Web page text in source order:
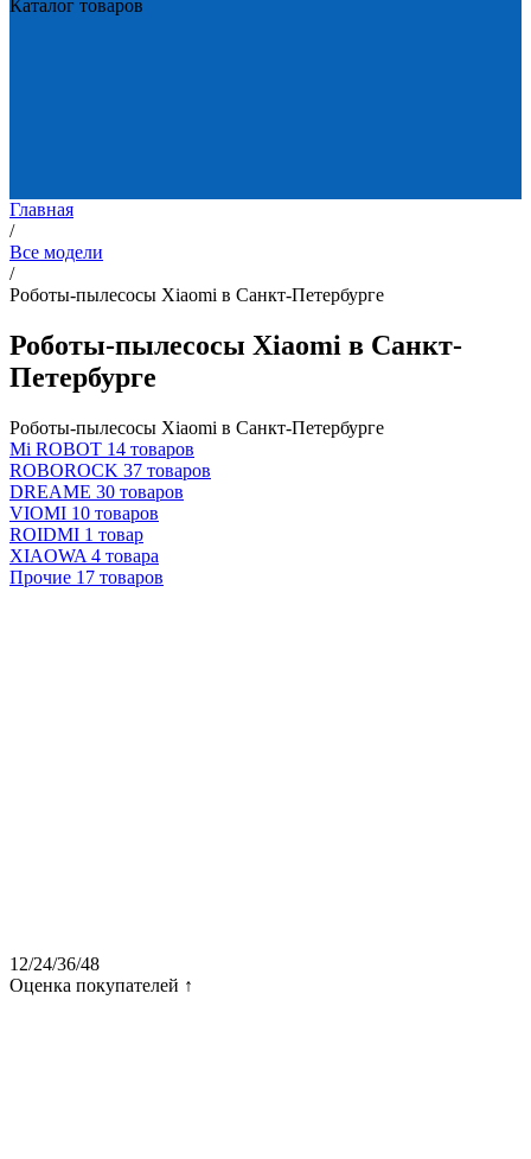
Каталог товаров
Главная
/
Все модели
/
Роботы-пылесосы Xiaomi в Санкт-Петербурге
Роботы-пылесосы Xiaomi в Санкт-
Петербурге
Роботы-пылесосы Xiaomi в Санкт-Петербурге
Mi ROBOT 14 товаров
ROBOROCK 37 товаров
DREAME 30 товаров
VIOMI 10 товаров
ROIDMI 1 товар
XIAOWA 4 товара
Прочие 17 товаров
12/24/36/48
Оценка покупателей ↑